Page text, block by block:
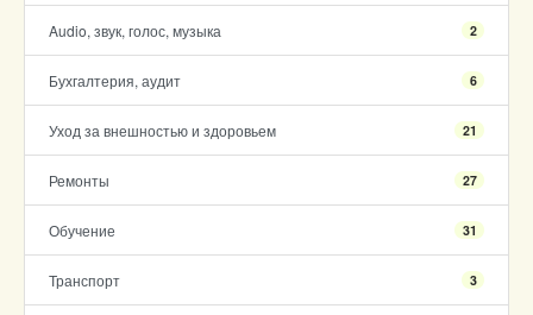
Audio, звук, голос, музыка 2
Бухгалтерия, аудит 6
Уход за внешностью и здоровьем 21
Ремонты 27
Обучение 31
Транспорт 3